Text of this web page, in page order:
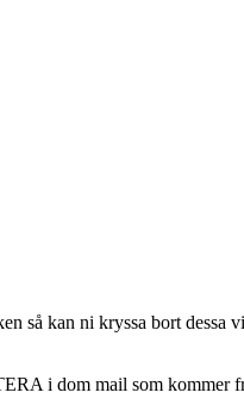
så kan ni kryssa bort dessa
i dom mail som kommer